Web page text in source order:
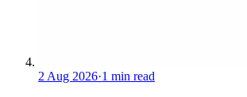
2 Aug 2026·1 min read